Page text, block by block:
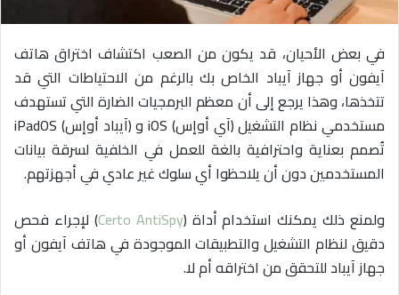
ر
ن
ي
في بعض الأحيان، قد يكون من الصعب اكتشاف اختراق هاتف
آيفون أو جهاز آيباد الخاص بك بالرغم من الاحتياطات التي قد
تتخذها، وهذا يرجع إلى أن معظم البرمجيات الضارة التي تستهدف
مستخدمي نظام التشغيل (آي أوإس) iOS و (آيباد أوإس) iPadOS
تُصمم بعناية واحترافية بالغة للعمل في الخلفية لسرقة بيانات
المستخدمين دون أن يلاحظوا أي سلوك غير عادي في أجهزتهم.
ولمنع ذلك يمكنك استخدام أداة (Certo AntiSpy) لإجراء فحص
دقيق لنظام التشغيل والتطبيقات الموجودة في هاتف آيفون أو
جهاز آيباد للتحقق من اختراقه أم لا.